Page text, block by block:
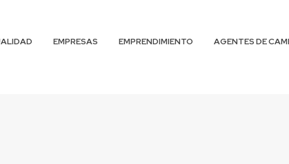
EMPRESAS EMPRENDIMIENTO AGENTES DE